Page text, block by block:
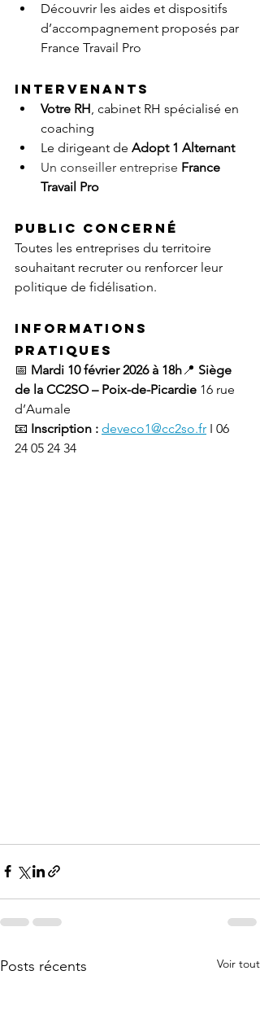
Découvrir les aides et dispositifs
d’accompagnement proposés par
France Travail Pro
Intervenants
Votre RH, cabinet RH spécialisé en
coaching
Le dirigeant de Adopt 1 Alternant
Un conseiller entreprise France
Travail Pro
Public concerné
Toutes les entreprises du territoire
souhaitant recruter ou renforcer leur
politique de fidélisation.
Informations
pratiques
📅 Mardi 10 février 2026 à 18h📍 Siège
de la CC2SO – Poix-de-Picardie 16 rue
d’Aumale
📧 Inscription : deveco1@cc2so.fr I 06
24 05 24 34
Posts récents Voir tout